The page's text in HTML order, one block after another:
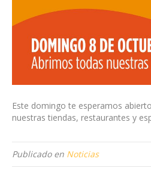
Este domingo te esperamos
nuestras tiendas, restaurantes y
Publicado en Noticias